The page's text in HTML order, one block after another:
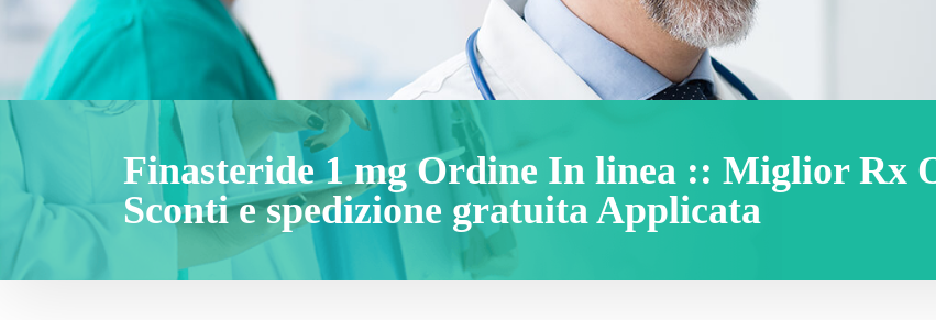
Finasteride 1 mg Ordine In linea :: Miglior Rx
Sconti e spedizione gratuita Applicata